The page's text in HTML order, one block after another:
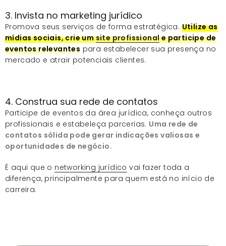
3. Invista no marketing jurídico
Promova seus serviços de forma estratégica. Utilize as
mídias sociais, crie umsite profissionale participe de
eventos relevantes para estabelecer sua presença no
mercado e atrair potenciais clientes.
4. Construa sua rede de contatos
Participe de eventos da área jurídica, conheça outros
profissionais e estabeleça parcerias. Uma rede de
contatos sólida pode gerar indicações valiosas e
oportunidades de negócio.
É aqui que o networking jurídico vai fazer toda a
diferença, principalmente para quem está no início de
carreira.